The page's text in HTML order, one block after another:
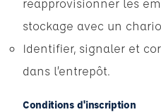
réapprovisionner les
stockage avec un
Identifier, signaler et
dans l’entrepôt.
Conditions d'inscription